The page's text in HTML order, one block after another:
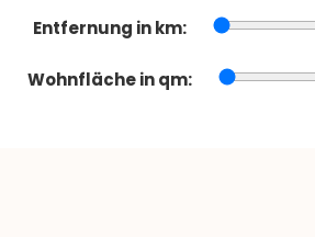
Entfernung in km:
Wohnfläche in qm: